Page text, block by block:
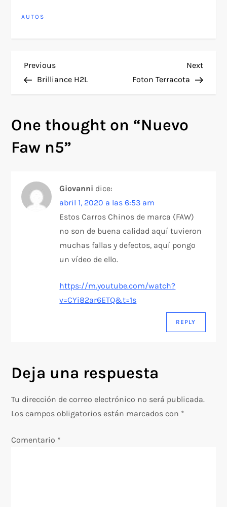
AUTOS
N
v
e
a
c
n
t
Previous
Post
Previous
Brilliance H2L
Next
Post
Next
Foton Terracota
One thought on “Nuevo
Faw n5”
Giovanni dice:
abril 1, 2020 a las 6:53 am
Estos Carros Chinos de marca (FAW)
no son de buena calidad aquí tuvieron
muchas fallas y defectos, aquí pongo
un vídeo de ello.
https://m.youtube.com/watch?
v=CYi82ar6ETQ&t=1s
REPLY
Deja una respuesta
Tu dirección de correo electrónico no será publicada.
Los campos obligatorios están marcados con *
Comentario *